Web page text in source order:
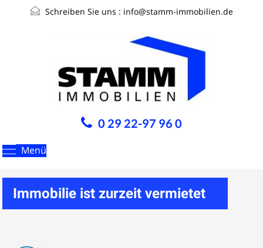
Schreiben Sie uns : info@stamm-immobilien.de
0 29 22-97 96 0
Menü
Immobilie ist zurzeit vermietet